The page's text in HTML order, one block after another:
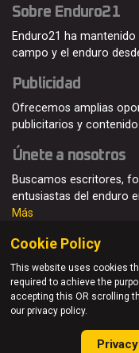
Sobre Enduro21
Enduro21 ha
campo y el enduro
Publicidad
Ofrecemos amplias
publicitarios y
Únete a nosotros
Buscamos escritores,
entusiastas del enduro
Más
© Enduro21 /
reservados
Quienes
Cookie Policy
This website uses cookies
required to achieve the
accepting this OR scrolling
our privacy policy.